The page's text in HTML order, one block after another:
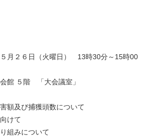
月２６日（火曜日） 13時30分～15時00
館 ５階 「大会議室」
額及び捕獲頭数について
けて
組みについて